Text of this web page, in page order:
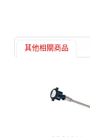
其他相關商品